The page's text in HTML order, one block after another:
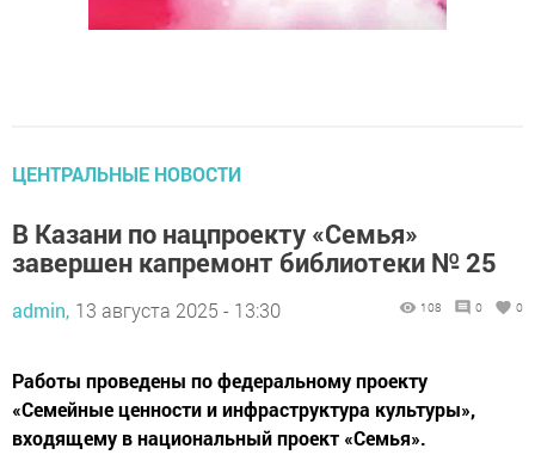
ЦЕНТРАЛЬНЫЕ НОВОСТИ
В Казани по нацпроекту «Семья»
завершен капремонт библиотеки № 25
admin, 13 августа 2025 - 13:30 108 0 0
Работы проведены по федеральному проекту
«Семейные ценности и инфраструктура культуры»,
входящему в национальный проект «Семья».